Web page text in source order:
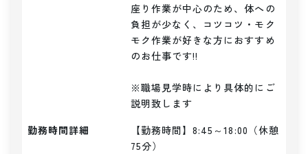
座り作業が中心のため、体への
負担が少なく、コツコツ・モク
モク作業が好きな方におすすめ
のお仕事です!!
※職場見学時により具体的にご
説明致します
勤務時間詳細
【勤務時間】8:45～18:00（休憩
75分）